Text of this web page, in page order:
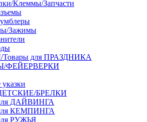
Клеммы/Запчасти
Зажимы
для ПРАЗДНИКА
ФЕЙЕРВЕРКИ
БРЕЛКИ
ДАЙВИНГА
КЕМПИНГА
РУЖЬЯ